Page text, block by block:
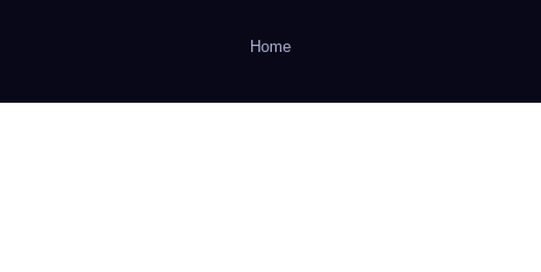
Home